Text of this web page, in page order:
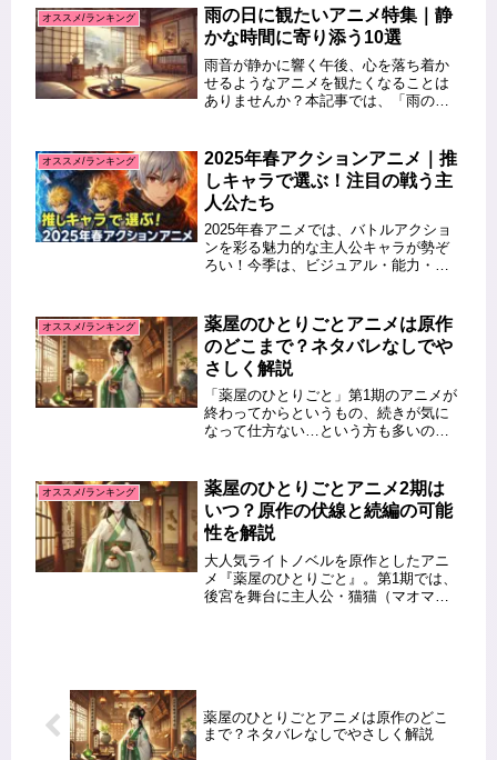
ハンターなど、熱いバトルシーンが見
どころのアニメをチェックしてい...
オススメ/ランキング
雨の日に観たいアニメ特集｜静
かな時間に寄り添う10選
雨音が静かに響く午後、心を落ち着か
せるようなアニメを観たくなることは
ありませんか？本記事では、「雨の日
観と感情に寄り添う10作品をご紹介し
ます。それぞれの作品の魅力に加
え、...
オススメ/ランキング
2025年春アクションアニメ｜推
しキャラで選ぶ！注目の戦う主
人公たち
2025年春アニメでは、バトルアクショ
ンを彩る魅力的な主人公キャラが勢ぞ
ろい！今季は、ビジュアル・能力・性
間で話題になっています。この記事で
は、アクションアニメファンが...
オススメ/ランキング
薬屋のひとりごとアニメは原作
のどこまで？ネタバレなしでや
さしく解説
「薬屋のひとりごと」第1期のアニメが
終わってからというもの、続きが気に
なって仕方ない…という方も多いので
されたのか、1期に登場した伏線の考
察、そして続編が期待される理由ま...
オススメ/ランキング
薬屋のひとりごとアニメ2期は
いつ？原作の伏線と続編の可能
性を解説
大人気ライトノベルを原作としたアニ
メ『薬屋のひとりごと』。第1期では、
後宮を舞台に主人公・猫猫（マオマ
薬屋のひとりごとアニメは原作のどこ
まで？ネタバレなしでやさしく解説